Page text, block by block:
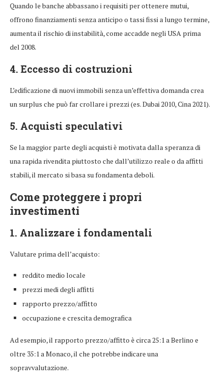
Quando le banche abbassano i requisiti per ottenere mutui,
offrono finanziamenti senza anticipo o tassi fissi a lungo termine,
aumenta il rischio di instabilità, come accadde negli USA prima
del 2008.
4. Eccesso di costruzioni
L’edificazione di nuovi immobili senza un’effettiva domanda crea
un surplus che può far crollare i prezzi (es. Dubai 2010, Cina 2021).
5. Acquisti speculativi
Se la maggior parte degli acquisti è motivata dalla speranza di
una rapida rivendita piuttosto che dall’utilizzo reale o da affitti
stabili, il mercato si basa su fondamenta deboli.
Come proteggere i propri
investimenti
1. Analizzare i fondamentali
Valutare prima dell’acquisto:
reddito medio locale
prezzi medi degli affitti
rapporto prezzo/affitto
occupazione e crescita demografica
Ad esempio, il rapporto prezzo/affitto è circa 25:1 a Berlino e
oltre 35:1 a Monaco, il che potrebbe indicare una
sopravvalutazione.